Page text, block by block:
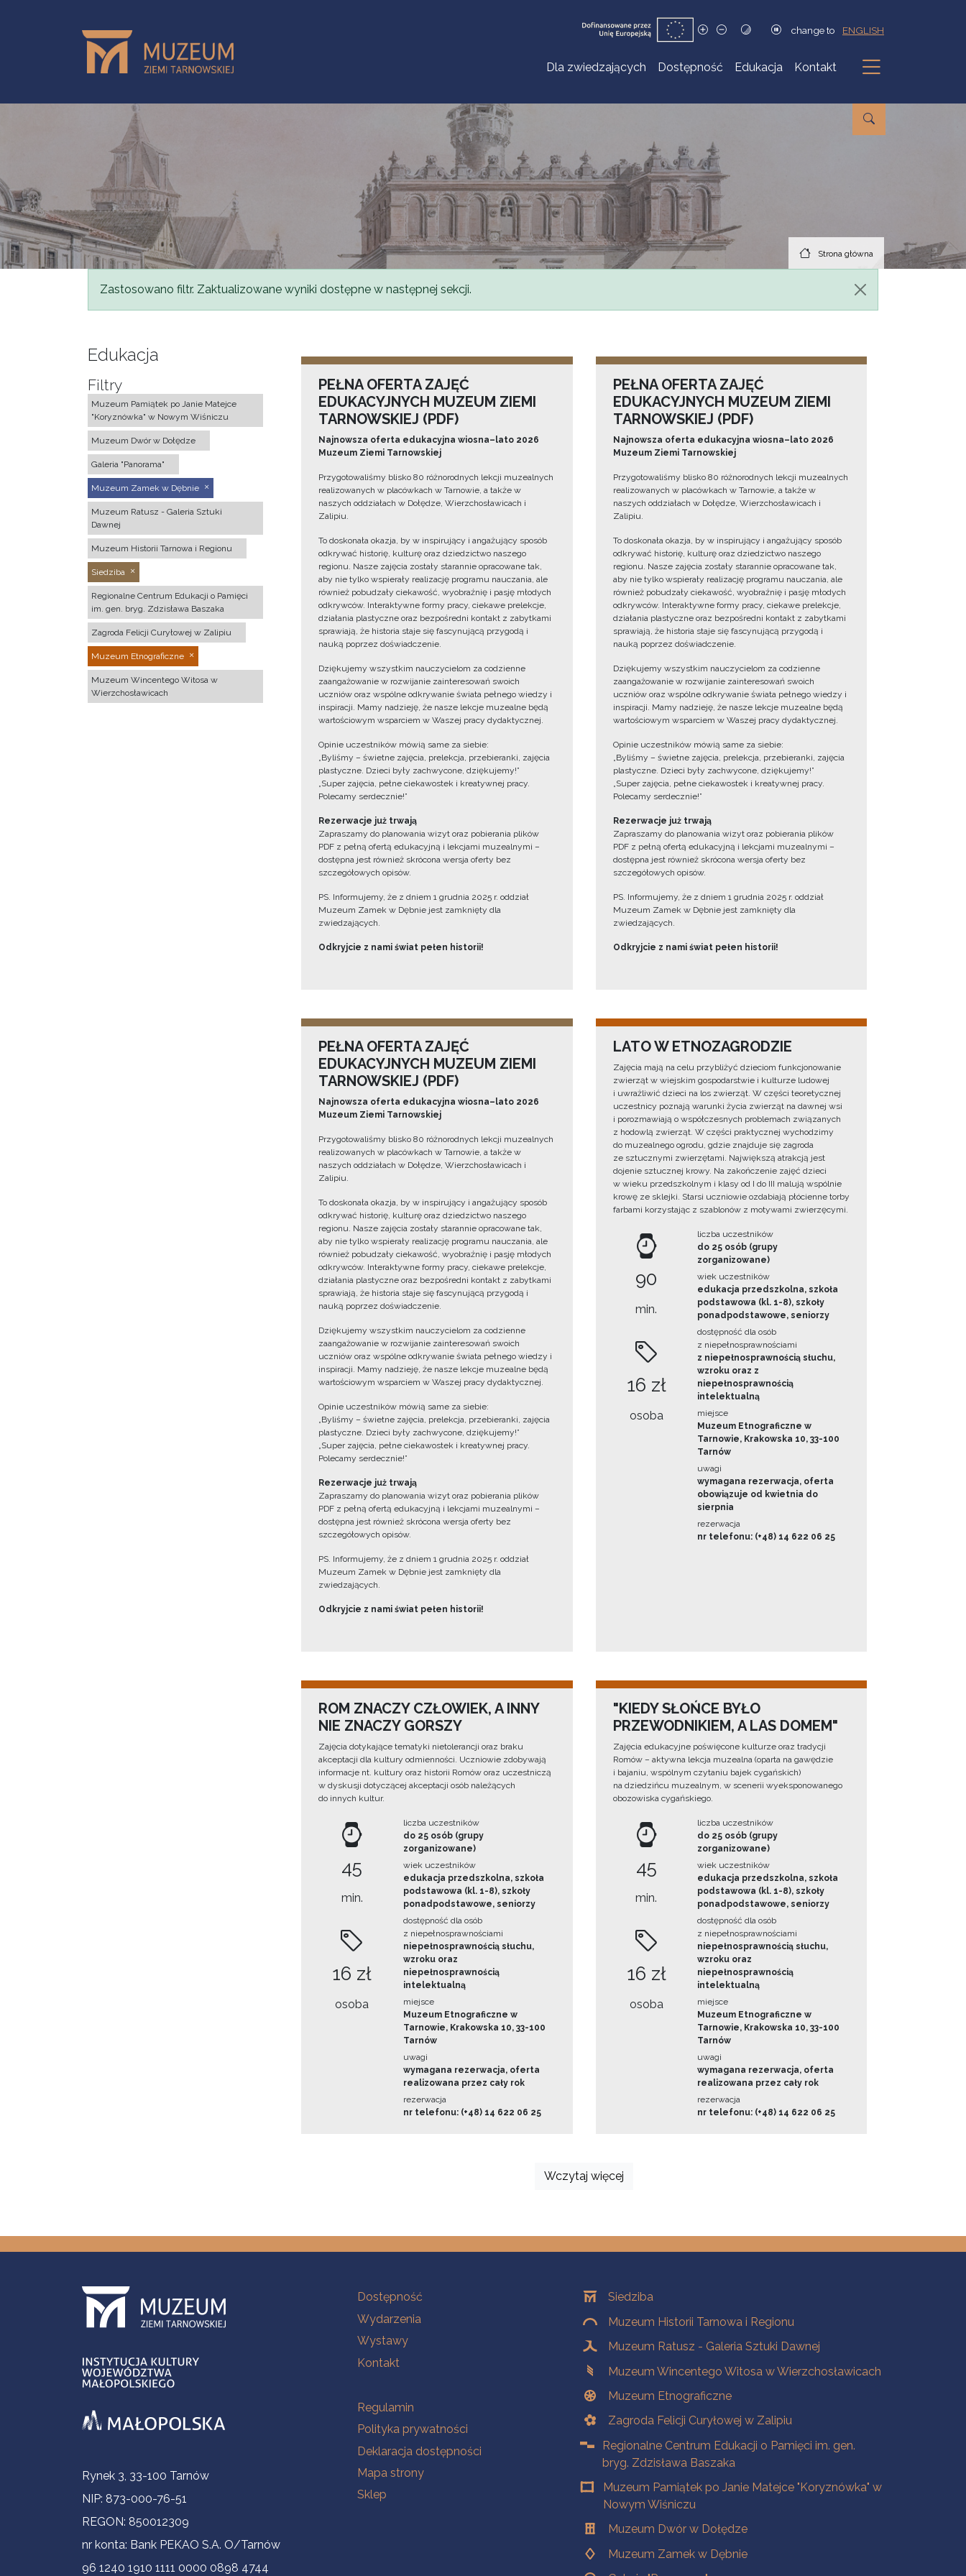
change to ENGLISH
Dla zwiedzających Dostępność Edukacja Kontakt
Podmenu
Strona główna
Komunikat
Zastosowano filtr. Zaktualizowane wyniki dostępne w następnej sekcji.
Edukacja
Filtry
Muzeum Pamiątek po Janie Matejce
"Koryznówka" w Nowym Wiśniczu
Muzeum Dwór w Dołędze
Galeria "Panorama"
Muzeum Zamek w Dębnie
Muzeum Ratusz - Galeria Sztuki
Dawnej
Muzeum Historii Tarnowa i Regionu
Siedziba
Regionalne Centrum Edukacji o Pamięci
im. gen. bryg. Zdzisława Baszaka
Zagroda Felicji Curyłowej w Zalipiu
Muzeum Etnograficzne
Muzeum Wincentego Witosa w
Wierzchosławicach
PEŁNA OFERTA ZAJĘĆ
EDUKACYJNYCH MUZEUM ZIEMI
TARNOWSKIEJ (PDF)
Najnowsza oferta edukacyjna wiosna–lato 2026
Muzeum Ziemi Tarnowskiej
Przygotowaliśmy blisko 80 różnorodnych lekcji muzealnych
realizowanych w placówkach w Tarnowie, a także w
naszych oddziałach w Dołędze, Wierzchosławicach i
Zalipiu.
To doskonała okazja, by w inspirujący i angażujący sposób
odkrywać historię, kulturę oraz dziedzictwo naszego
regionu. Nasze zajęcia zostały starannie opracowane tak,
aby nie tylko wspierały realizację programu nauczania, ale
również pobudzały ciekawość, wyobraźnię i pasję młodych
odkrywców. Interaktywne formy pracy, ciekawe prelekcje,
działania plastyczne oraz bezpośredni kontakt z zabytkami
sprawiają, że historia staje się fascynującą przygodą i
nauką poprzez doświadczenie.
Dziękujemy wszystkim nauczycielom za codzienne
zaangażowanie w rozwijanie zainteresowań swoich
uczniów oraz wspólne odkrywanie świata pełnego wiedzy i
inspiracji. Mamy nadzieję, że nasze lekcje muzealne będą
wartościowym wsparciem w Waszej pracy dydaktycznej.
Opinie uczestników mówią same za siebie:
„Byliśmy – świetne zajęcia, prelekcja, przebieranki, zajęcia
plastyczne. Dzieci były zachwycone, dziękujemy!”
„Super zajęcia, pełne ciekawostek i kreatywnej pracy.
Polecamy serdecznie!”
Rezerwacje już trwają
Zapraszamy do planowania wizyt oraz pobierania plików
PDF z pełną ofertą edukacyjną i lekcjami muzealnymi –
dostępna jest również skrócona wersja oferty bez
szczegółowych opisów.
PS. Informujemy, że z dniem 1 grudnia 2025 r. oddział
Muzeum Zamek w Dębnie jest zamknięty dla
zwiedzających.
Odkryjcie z nami świat pełen historii!
PEŁNA OFERTA ZAJĘĆ
EDUKACYJNYCH MUZEUM ZIEMI
TARNOWSKIEJ (PDF)
Najnowsza oferta edukacyjna wiosna–lato 2026
Muzeum Ziemi Tarnowskiej
Przygotowaliśmy blisko 80 różnorodnych lekcji muzealnych
realizowanych w placówkach w Tarnowie, a także w
naszych oddziałach w Dołędze, Wierzchosławicach i
Zalipiu.
To doskonała okazja, by w inspirujący i angażujący sposób
odkrywać historię, kulturę oraz dziedzictwo naszego
regionu. Nasze zajęcia zostały starannie opracowane tak,
aby nie tylko wspierały realizację programu nauczania, ale
również pobudzały ciekawość, wyobraźnię i pasję młodych
odkrywców. Interaktywne formy pracy, ciekawe prelekcje,
działania plastyczne oraz bezpośredni kontakt z zabytkami
sprawiają, że historia staje się fascynującą przygodą i
nauką poprzez doświadczenie.
Dziękujemy wszystkim nauczycielom za codzienne
zaangażowanie w rozwijanie zainteresowań swoich
uczniów oraz wspólne odkrywanie świata pełnego wiedzy i
inspiracji. Mamy nadzieję, że nasze lekcje muzealne będą
wartościowym wsparciem w Waszej pracy dydaktycznej.
Opinie uczestników mówią same za siebie:
„Byliśmy – świetne zajęcia, prelekcja, przebieranki, zajęcia
plastyczne. Dzieci były zachwycone, dziękujemy!”
„Super zajęcia, pełne ciekawostek i kreatywnej pracy.
Polecamy serdecznie!”
Rezerwacje już trwają
Zapraszamy do planowania wizyt oraz pobierania plików
PDF z pełną ofertą edukacyjną i lekcjami muzealnymi –
dostępna jest również skrócona wersja oferty bez
szczegółowych opisów.
PS. Informujemy, że z dniem 1 grudnia 2025 r. oddział
Muzeum Zamek w Dębnie jest zamknięty dla
zwiedzających.
Odkryjcie z nami świat pełen historii!
PEŁNA OFERTA ZAJĘĆ
EDUKACYJNYCH MUZEUM ZIEMI
TARNOWSKIEJ (PDF)
Najnowsza oferta edukacyjna wiosna–lato 2026
Muzeum Ziemi Tarnowskiej
Przygotowaliśmy blisko 80 różnorodnych lekcji muzealnych
realizowanych w placówkach w Tarnowie, a także w
naszych oddziałach w Dołędze, Wierzchosławicach i
Zalipiu.
To doskonała okazja, by w inspirujący i angażujący sposób
odkrywać historię, kulturę oraz dziedzictwo naszego
regionu. Nasze zajęcia zostały starannie opracowane tak,
aby nie tylko wspierały realizację programu nauczania, ale
również pobudzały ciekawość, wyobraźnię i pasję młodych
odkrywców. Interaktywne formy pracy, ciekawe prelekcje,
działania plastyczne oraz bezpośredni kontakt z zabytkami
sprawiają, że historia staje się fascynującą przygodą i
nauką poprzez doświadczenie.
Dziękujemy wszystkim nauczycielom za codzienne
zaangażowanie w rozwijanie zainteresowań swoich
uczniów oraz wspólne odkrywanie świata pełnego wiedzy i
inspiracji. Mamy nadzieję, że nasze lekcje muzealne będą
wartościowym wsparciem w Waszej pracy dydaktycznej.
Opinie uczestników mówią same za siebie:
„Byliśmy – świetne zajęcia, prelekcja, przebieranki, zajęcia
plastyczne. Dzieci były zachwycone, dziękujemy!”
„Super zajęcia, pełne ciekawostek i kreatywnej pracy.
Polecamy serdecznie!”
Rezerwacje już trwają
Zapraszamy do planowania wizyt oraz pobierania plików
PDF z pełną ofertą edukacyjną i lekcjami muzealnymi –
dostępna jest również skrócona wersja oferty bez
szczegółowych opisów.
PS. Informujemy, że z dniem 1 grudnia 2025 r. oddział
Muzeum Zamek w Dębnie jest zamknięty dla
zwiedzających.
Odkryjcie z nami świat pełen historii!
LATO W ETNOZAGRODZIE
Zajęcia mają na celu przybliżyć dzieciom funkcjonowanie
zwierząt w wiejskim gospodarstwie i kulturze ludowej
i uwrażliwić dzieci na los zwierząt. W części teoretycznej
uczestnicy poznają warunki życia zwierząt na dawnej wsi
i porozmawiają o współczesnych problemach związanych
z hodowlą zwierząt. W części praktycznej wychodzimy
do muzealnego ogrodu, gdzie znajduje się zagroda
ze sztucznymi zwierzętami. Największą atrakcją jest
dojenie sztucznej krowy. Na zakończenie zajęć dzieci
w wieku przedszkolnym i klasy od I do III malują wspólnie
krowę ze sklejki. Starsi uczniowie ozdabiają płócienne torby
farbami korzystając z szablonów z motywami zwierzęcymi.
90
min.
16 zł
osoba
liczba uczestników
do 25 osób (grupy
zorganizowane)
wiek uczestników
edukacja przedszkolna, szkoła
podstawowa (kl. 1-8), szkoły
ponadpodstawowe, seniorzy
dostępność dla osób
z niepełnosprawnościami
z niepełnosprawnością słuchu,
wzroku oraz z
niepełnosprawnością
intelektualną
miejsce
Muzeum Etnograficzne w
Tarnowie, Krakowska 10, 33-100
Tarnów
uwagi
wymagana rezerwacja, oferta
obowiązuje od kwietnia do
sierpnia
rezerwacja
nr telefonu: (+48) 14 622 06 25
ROM ZNACZY CZŁOWIEK, A INNY
NIE ZNACZY GORSZY
Zajęcia dotykające tematyki nietolerancji oraz braku
akceptacji dla kultury odmienności. Uczniowie zdobywają
informacje nt. kultury oraz historii Romów oraz uczestniczą
w dyskusji dotyczącej akceptacji osób należących
do innych kultur.
45
min.
16 zł
osoba
liczba uczestników
do 25 osób (grupy
zorganizowane)
wiek uczestników
edukacja przedszkolna, szkoła
podstawowa (kl. 1-8), szkoły
ponadpodstawowe, seniorzy
dostępność dla osób
z niepełnosprawnościami
niepełnosprawnością słuchu,
wzroku oraz
niepełnosprawnością
intelektualną
miejsce
Muzeum Etnograficzne w
Tarnowie, Krakowska 10, 33-100
Tarnów
uwagi
wymagana rezerwacja, oferta
realizowana przez cały rok
rezerwacja
nr telefonu: (+48) 14 622 06 25
"KIEDY SŁOŃCE BYŁO
PRZEWODNIKIEM, A LAS DOMEM"
Zajęcia edukacyjne poświęcone kulturze oraz tradycji
Romów – aktywna lekcja muzealna (oparta na gawędzie
i bajaniu, wspólnym czytaniu bajek cygańskich)
na dziedzińcu muzealnym, w scenerii wyeksponowanego
obozowiska cygańskiego.
45
min.
16 zł
osoba
liczba uczestników
do 25 osób (grupy
zorganizowane)
wiek uczestników
edukacja przedszkolna, szkoła
podstawowa (kl. 1-8), szkoły
ponadpodstawowe, seniorzy
dostępność dla osób
z niepełnosprawnościami
niepełnosprawnością słuchu,
wzroku oraz
niepełnosprawnością
intelektualną
miejsce
Muzeum Etnograficzne w
Tarnowie, Krakowska 10, 33-100
Tarnów
uwagi
wymagana rezerwacja, oferta
realizowana przez cały rok
rezerwacja
nr telefonu: (+48) 14 622 06 25
Wczytaj więcej
Informacje kontaktowe
Rynek 3, 33-100 Tarnów
NIP: 873-000-76-51
REGON: 850012309
nr konta: Bank PEKAO S.A. O/Tarnów
96 1240 1910 1111 0000 0898 4744
Na skróty
Dostępność
Wydarzenia
Wystawy
Kontakt
Na skróty
Regulamin
Polityka prywatności
Deklaracja dostępności
Mapa strony
Sklep
OddziałySiedziba
Muzeum Historii Tarnowa i Regionu
Muzeum Ratusz - Galeria Sztuki Dawnej
Muzeum Wincentego Witosa w Wierzchosławicach
Muzeum Etnograficzne
Zagroda Felicji Curyłowej w Zalipiu
Regionalne Centrum Edukacji o Pamięci im. gen.
bryg. Zdzisława Baszaka
Muzeum Pamiątek po Janie Matejce "Koryznówka" w
Nowym Wiśniczu
Muzeum Dwór w Dołędze
Muzeum Zamek w Dębnie